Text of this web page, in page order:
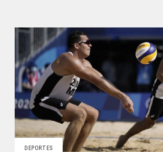
DEPORTES